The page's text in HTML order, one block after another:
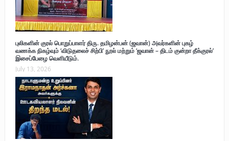
புலிகளின் குரல் பொறுப்பாளர் திரு. தமிழன்பன் (ஜவான்) அவர்களின் புகழ்
வணக்க நிகழ்வும் ‘விடுதலைச் சிற்பி’ நூல் மற்றும் ‘ஜவான் – திடம் குன்றா தீக்குரல்’
இசைப்பேழை வெளியீடும்.
July 13, 2026